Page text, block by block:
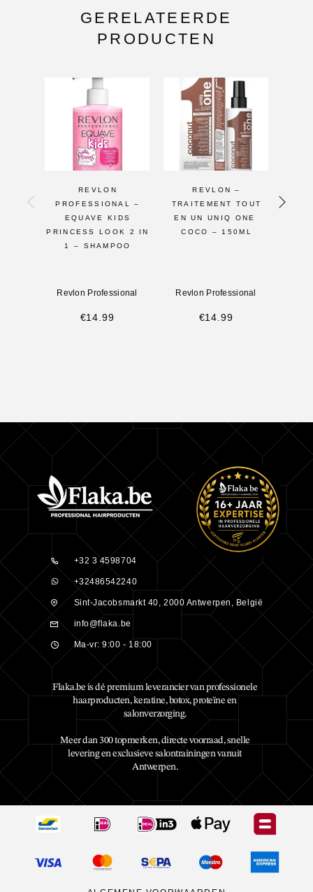
GERELATEERDE
PRODUCTEN
REVLON
PROFESSIONAL –
EQUAVE KIDS
PRINCESS LOOK 2 IN
1 – SHAMPOO
Revlon Professional
€14.99
REVLON –
TRAITEMENT TOUT
EN UN UNIQ ONE ​​​​
COCO – 150ML
Revlon Professional
€14.99
+32 3 4598704
+32486542240
Sint-Jacobsmarkt 40, 2000 Antwerpen, België
info@flaka.be
Ma-vr: 9:00 - 18:00
Flaka.be is dé premium leverancier van professionele
haarproducten, keratine, botox, proteïne en
salonverzorging.
Meer dan 300 topmerken, directe voorraad, snelle
levering en exclusieve salontrainingen vanuit
Antwerpen.